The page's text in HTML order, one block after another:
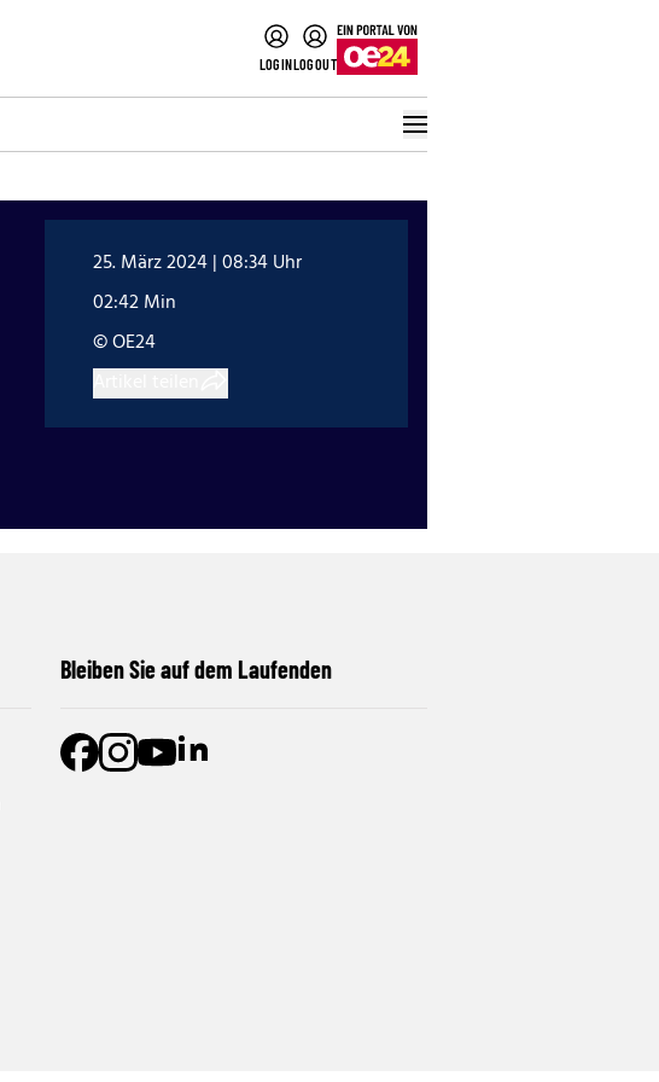
LOGINLOGOUT
25. März 2024 | 08:34 Uhr
02:42 Min
© OE24
Bleiben Sie auf dem Laufenden